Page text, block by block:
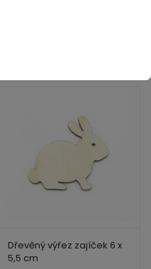
Dřevěný výřez zajíček 6 x
5,5 cm